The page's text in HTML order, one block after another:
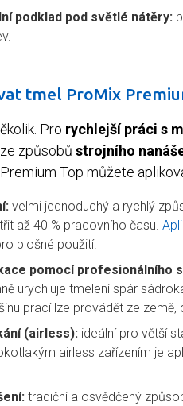
podklad pod světlé nátěry:
tmel ProMix
Pro rychlejší práci s
způsobů strojního
Top můžete
velmi jednoduchý a rychlý
až 40 % pracovního času.
plošné použití.
pomocí profesionálního
urychluje tmelení spár
prací lze provádět ze země,
(airless): ideální pro větší
airless zařízením je
tradiční a osvědčený